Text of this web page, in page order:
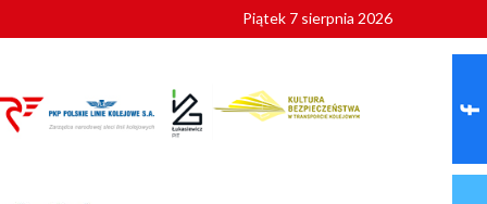
Piątek 7 sierpnia 2026